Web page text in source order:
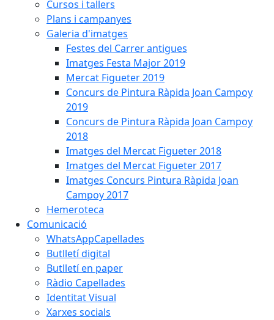
Cursos i tallers
Plans i campanyes
Galeria d'imatges
Festes del Carrer antigues
Imatges Festa Major 2019
Mercat Figueter 2019
Concurs de Pintura Ràpida Joan Campoy
2019
Concurs de Pintura Ràpida Joan Campoy
2018
Imatges del Mercat Figueter 2018
Imatges del Mercat Figueter 2017
Imatges Concurs Pintura Ràpida Joan
Campoy 2017
Hemeroteca
Comunicació
WhatsAppCapellades
Butlletí digital
Butlletí en paper
Ràdio Capellades
Identitat Visual
Xarxes socials